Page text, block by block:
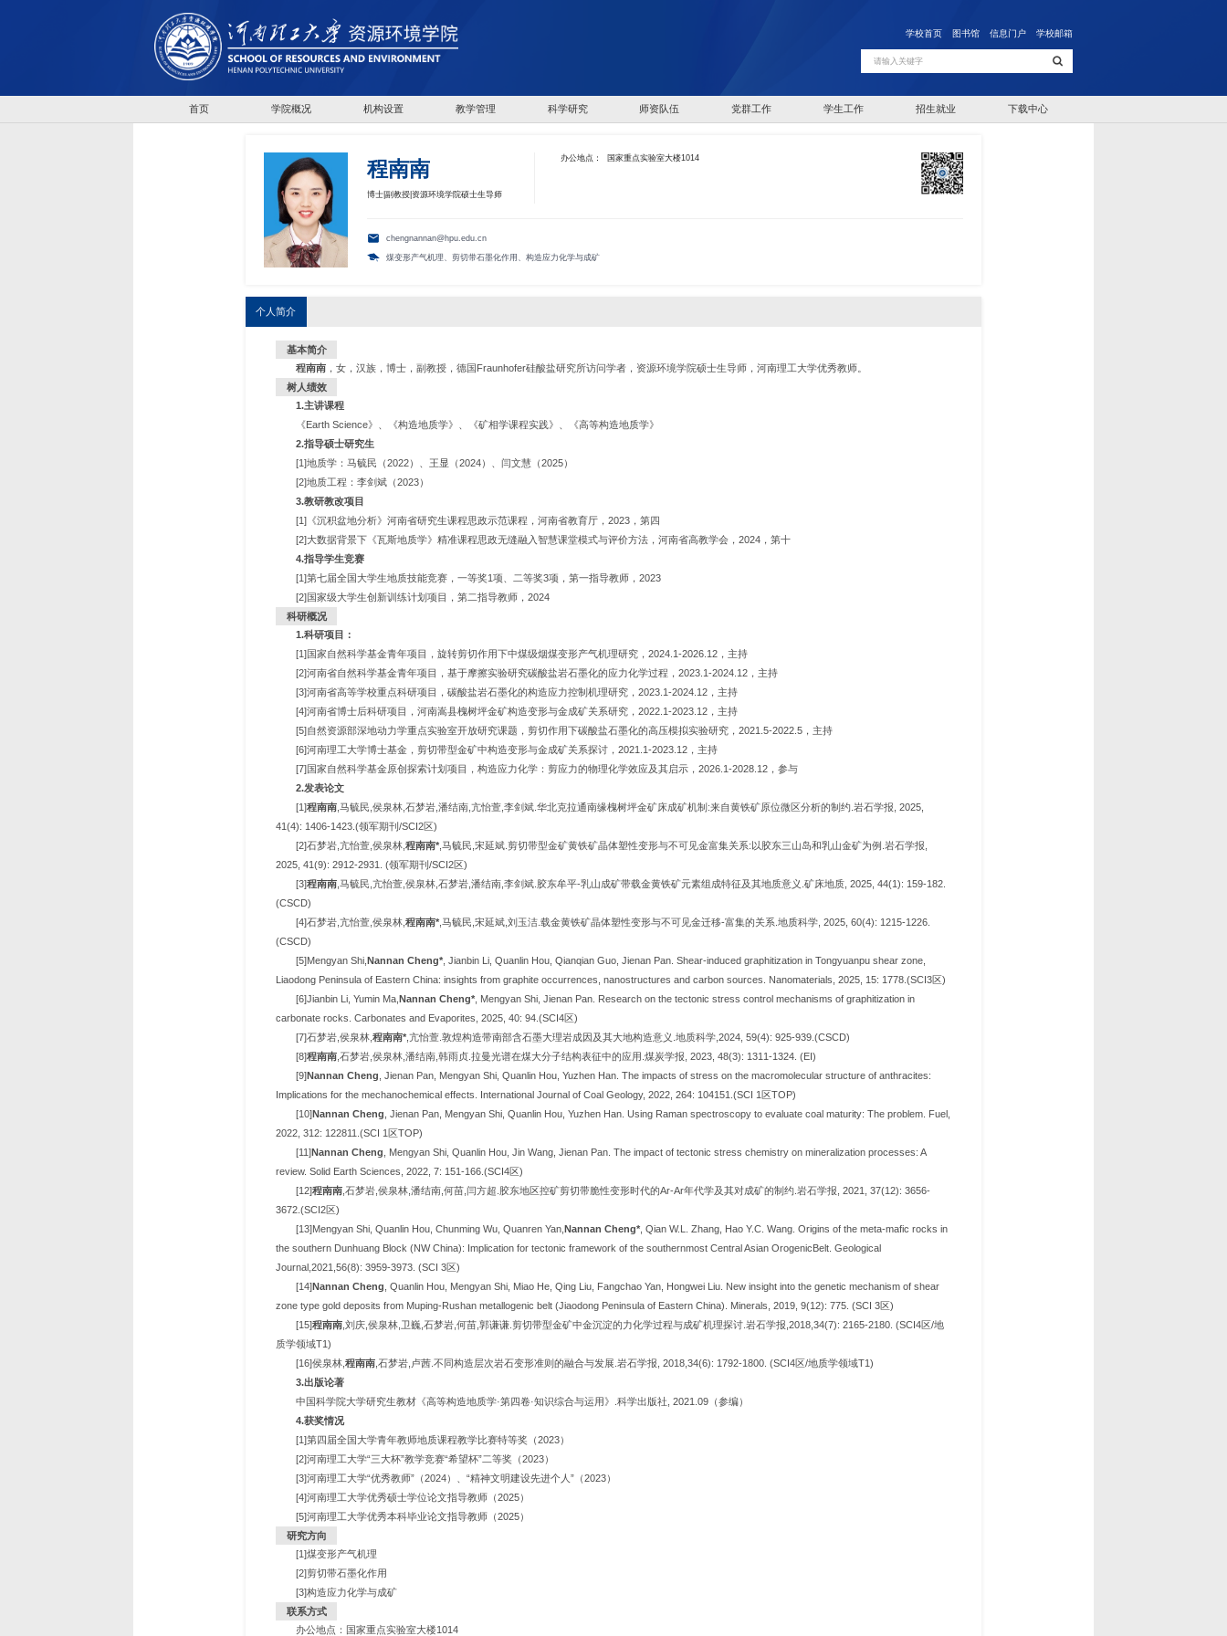
学校首页 图书馆 信息门户 学校邮箱
首页 学院概况 机构设置 教学管理 科学研究 师资队伍 党群工作 学生工作 招生就业 下载中心
程南南
博士|副教授|资源环境学院硕士生导师
办公地点： 国家重点实验室大楼1014
chengnannan@hpu.edu.cn
煤变形产气机理、剪切带石墨化作用、构造应力化学与成矿
个人简介
基本简介
程南南，女，汉族，博士，副教授，德国Fraunhofer硅酸盐研究所访问学者，资源环境学院硕士生导师，河南理工大学优秀教师。
树人绩效
1.主讲课程
《Earth Science》、《构造地质学》、《矿相学课程实践》、《高等构造地质学》
2.指导硕士研究生
[1]地质学：马毓民（2022）、王显（2024）、闫文慧（2025）
[2]地质工程：李剑斌（2023）
3.教研教改项目
[1]《沉积盆地分析》河南省研究生课程思政示范课程，河南省教育厅，2023，第四
[2]大数据背景下《瓦斯地质学》精准课程思政无缝融入智慧课堂模式与评价方法，河南省高教学会，2024，第十
4.指导学生竞赛
[1]第七届全国大学生地质技能竞赛，一等奖1项、二等奖3项，第一指导教师，2023
[2]国家级大学生创新训练计划项目，第二指导教师，2024
科研概况
1.科研项目：
[1]国家自然科学基金青年项目，旋转剪切作用下中煤级烟煤变形产气机理研究，2024.1-2026.12，主持
[2]河南省自然科学基金青年项目，基于摩擦实验研究碳酸盐岩石墨化的应力化学过程，2023.1-2024.12，主持
[3]河南省高等学校重点科研项目，碳酸盐岩石墨化的构造应力控制机理研究，2023.1-2024.12，主持
[4]河南省博士后科研项目，河南嵩县槐树坪金矿构造变形与金成矿关系研究，2022.1-2023.12，主持
[5]自然资源部深地动力学重点实验室开放研究课题，剪切作用下碳酸盐石墨化的高压模拟实验研究，2021.5-2022.5，主持
[6]河南理工大学博士基金，剪切带型金矿中构造变形与金成矿关系探讨，2021.1-2023.12，主持
[7]国家自然科学基金原创探索计划项目，构造应力化学：剪应力的物理化学效应及其启示，2026.1-2028.12，参与
2.发表论文
[1]程南南,马毓民,侯泉林,石梦岩,潘结南,亢怡萱,李剑斌.华北克拉通南缘槐树坪金矿床成矿机制:来自黄铁矿原位微区分析的制约.岩石学报, 2025,
41(4): 1406-1423.(领军期刊/SCI2区)
[2]石梦岩,亢怡萱,侯泉林, 程南南*,马毓民,宋延斌.剪切带型金矿黄铁矿晶体塑性变形与不可见金富集关系:以胶东三山岛和乳山金矿为例.岩石学报,
2025, 41(9): 2912-2931. (领军期刊/SCI2区)
[3]程南南,马毓民,亢怡萱,侯泉林,石梦岩,潘结南,李剑斌.胶东牟平-乳山成矿带载金黄铁矿元素组成特征及其地质意义.矿床地质, 2025, 44(1): 159-182.
(CSCD)
[4]石梦岩,亢怡萱,侯泉林, 程南南*,马毓民,宋延斌,刘玉洁.载金黄铁矿晶体塑性变形与不可见金迁移-富集的关系.地质科学, 2025, 60(4): 1215-1226.
(CSCD)
[5]Mengyan Shi, Nannan Cheng*, Jianbin Li, Quanlin Hou, Qianqian Guo, Jienan Pan. Shear-induced graphitization in Tongyuanpu shear zone,
Liaodong Peninsula of Eastern China: insights from graphite occurrences, nanostructures and carbon sources. Nanomaterials, 2025, 15: 1778.(SCI3区)
[6]Jianbin Li, Yumin Ma, Nannan Cheng*, Mengyan Shi, Jienan Pan. Research on the tectonic stress control mechanisms of graphitization in
carbonate rocks. Carbonates and Evaporites, 2025, 40: 94.(SCI4区)
[7]石梦岩,侯泉林, 程南南*,亢怡萱.敦煌构造带南部含石墨大理岩成因及其大地构造意义.地质科学,2024, 59(4): 925-939.(CSCD)
[8]程南南,石梦岩,侯泉林,潘结南,韩雨贞.拉曼光谱在煤大分子结构表征中的应用.煤炭学报, 2023, 48(3): 1311-1324. (EI)
[9]Nannan Cheng , Jienan Pan, Mengyan Shi, Quanlin Hou, Yuzhen Han. The impacts of stress on the macromolecular structure of anthracites:
Implications for the mechanochemical effects. International Journal of Coal Geology, 2022, 264: 104151.(SCI 1区TOP)
[10]Nannan Cheng , Jienan Pan, Mengyan Shi, Quanlin Hou, Yuzhen Han. Using Raman spectroscopy to evaluate coal maturity: The problem. Fuel,
2022, 312: 122811.(SCI 1区TOP)
[11]Nannan Cheng , Mengyan Shi, Quanlin Hou, Jin Wang, Jienan Pan. The impact of tectonic stress chemistry on mineralization processes: A
review. Solid Earth Sciences, 2022, 7: 151-166.(SCI4区)
[12]程南南,石梦岩,侯泉林,潘结南,何苗,闫方超.胶东地区控矿剪切带脆性变形时代的Ar-Ar年代学及其对成矿的制约.岩石学报, 2021, 37(12): 3656-
3672.(SCI2区)
[13]Mengyan Shi, Quanlin Hou, Chunming Wu, Quanren Yan, Nannan Cheng*, Qian W.L. Zhang, Hao Y.C. Wang. Origins of the meta-mafic rocks in
the southern Dunhuang Block (NW China): Implication for tectonic framework of the southernmost Central Asian OrogenicBelt. Geological
Journal,2021,56(8): 3959-3973. (SCI 3区)
[14]Nannan Cheng , Quanlin Hou, Mengyan Shi, Miao He, Qing Liu, Fangchao Yan, Hongwei Liu. New insight into the genetic mechanism of shear
zone type gold deposits from Muping-Rushan metallogenic belt (Jiaodong Peninsula of Eastern China). Minerals, 2019, 9(12): 775. (SCI 3区)
[15]程南南,刘庆,侯泉林,卫巍,石梦岩,何苗,郭谦谦.剪切带型金矿中金沉淀的力化学过程与成矿机理探讨.岩石学报,2018,34(7): 2165-2180. (SCI4区/地
质学领域T1)
[16]侯泉林, 程南南,石梦岩,卢茜.不同构造层次岩石变形准则的融合与发展.岩石学报, 2018,34(6): 1792-1800. (SCI4区/地质学领域T1)
3.出版论著
中国科学院大学研究生教材《高等构造地质学·第四卷·知识综合与运用》.科学出版社, 2021.09（参编）
4.获奖情况
[1]第四届全国大学青年教师地质课程教学比赛特等奖（2023）
[2]河南理工大学“三大杯”教学竞赛“希望杯”二等奖（2023）
[3]河南理工大学“优秀教师”（2024）、“精神文明建设先进个人”（2023）
[4]河南理工大学优秀硕士学位论文指导教师（2025）
[5]河南理工大学优秀本科毕业论文指导教师（2025）
研究方向
[1]煤变形产气机理
[2]剪切带石墨化作用
[3]构造应力化学与成矿
联系方式
办公地点：国家重点实验室大楼1014